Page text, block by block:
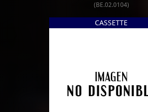
(BE.02.0104)
CASSETTE